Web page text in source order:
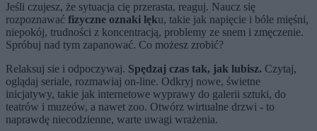
Jeśli czujesz, że sytuacja cię przerasta, reaguj. Naucz się
rozpoznawać fizyczne oznaki lęku, takie jak napięcie i bóle mięśni,
niepokój, trudności z koncentracją, problemy ze snem i zmęczenie.
Spróbuj nad tym zapanować. Co możesz zrobić?
Relaksuj sie i odpoczywaj. Spędzaj czas tak, jak lubisz. Czytaj,
oglądaj seriale, rozmawiaj on-line. Odkryj nowe, świetne
inicjatywy, takie jak internetowe wyprawy do galerii sztuki, do
teatrów i muzeów, a nawet zoo. Otwórz wirtualne drzwi - to
naprawdę niecodzienne, warte uwagi wrażenia.